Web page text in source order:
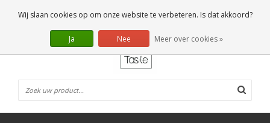
0 Artikelen
NL
Wij slaan cookies op om onze website te verbeteren. Is dat akkoord?
Ja Nee Meer over cookies »